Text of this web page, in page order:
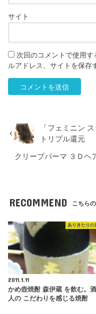
サイト
次回のコメントで使用
ルアドレス、サイトを保存
「フェミニン
トリプル還元
クリープパーマ ３Ｄヘ
RECOMMEND こちら
ありきたりの
2011.1.11
かめ壺焼酎 森伊蔵 を飲む。
人の こだわりを感じる焼酎